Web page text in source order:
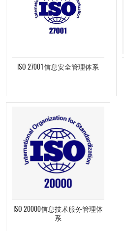
ISO 27001信息安全管理体系
ISO 20000信息技术服务管理体
系